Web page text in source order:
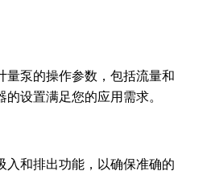
量泵的操作参数，包括流量和
设置满足您的应用需求。
入和排出功能，以确保准确的